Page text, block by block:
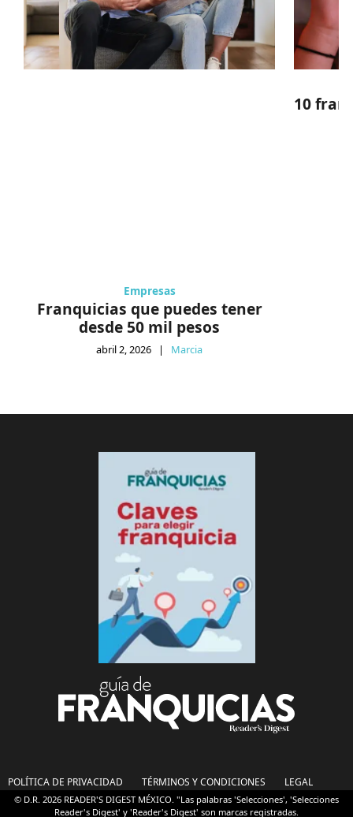
Empresas
Franquicias que puedes tener
desde 50 mil pesos
abril 2, 2026 | Marcia
10
POLÍTICA DE PRIVACIDAD TÉRMINOS Y CONDICIONES LEGAL
© D.R. 2026 READER'S DIGEST MÉXICO. "Las palabras 'Selecciones', 'Selecciones
Reader's Digest' y 'Reader's Digest' son marcas registradas.